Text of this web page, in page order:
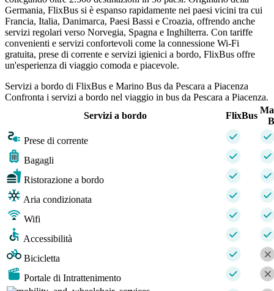
Germania, FlixBus si è espanso rapidamente nei paesi vicini tra cui
Francia, Italia, Danimarca, Paesi Bassi e Croazia, offrendo anche
servizi regolari verso Norvegia, Spagna e Inghilterra. Con tariffe
convenienti e servizi confortevoli come la connessione Wi-Fi
gratuita, prese di corrente e servizi igienici a bordo, FlixBus offre
un'esperienza di viaggio comoda e piacevole.
Servizi a bordo di FlixBus e Marino Bus da Pescara a Piacenza
Confronta i servizi a bordo nel viaggio in bus da Pescara a Piacenza.
Servizi a bordo
FlixBus
Prese di corrente
Bagagli
Ristorazione a bordo
Aria condizionata
Wifi
Accessibilità
Bicicletta
Portale di Intrattenimento